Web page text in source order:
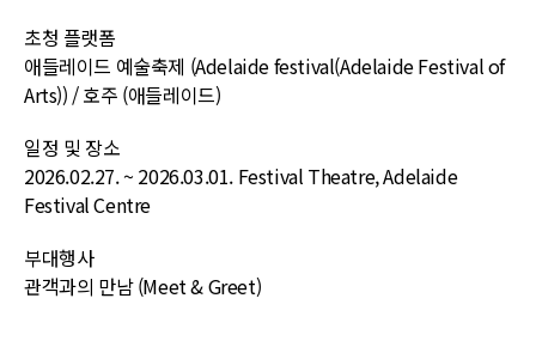
초청 플랫폼
애들레이드 예술축제 (Adelaide festival(Adelaide Festival of
Arts)) / 호주 (애들레이드)
일정 및 장소
2026.02.27. ~ 2026.03.01. Festival Theatre, Adelaide
Festival Centre
부대행사
관객과의 만남 (Meet & Greet)